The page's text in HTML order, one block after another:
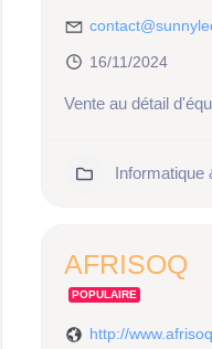
16/11/2024
Vente au détail
Informatique
AFRISOQ
POPULAIRE
http://